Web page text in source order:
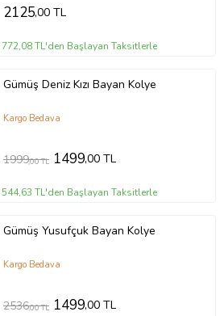
2125,00 TL
772,08 TL'den Başlayan Taksitlerle
Gümüş Deniz Kızı Bayan Kolye
Kargo Bedava
1999,00 TL 1499,00 TL
544,63 TL'den Başlayan Taksitlerle
Gümüş Yusufçuk Bayan Kolye
Kargo Bedava
2536,00 TL 1499,00 TL